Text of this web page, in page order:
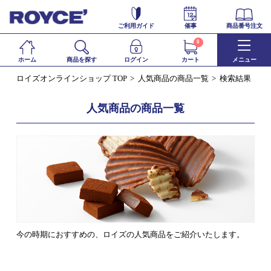
ご利用ガイド 催事 商品番号注文
ホーム 商品を探す ログイン カート
0
メニュー
ロイズオンラインショップ TOP 人気商品の商品一覧 検索結果
人気商品の商品一覧
今の時期におすすめの、ロイズの人気商品をご紹介いたします。